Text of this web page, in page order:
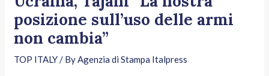
posizione sull’uso delle armi
non cambia”
TOP ITALY/ ByAgenzia di Stampa Italpress